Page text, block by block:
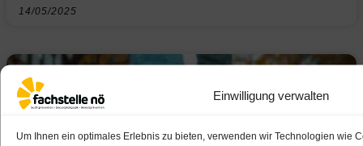
Einwilligung verwalten
Um Ihnen ein optimales Erlebnis zu bieten, verwenden wir Technologien wie
14/05/2025